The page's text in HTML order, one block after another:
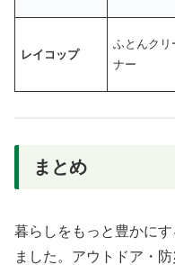
レイコップ
ふとんクリ
ナー
まとめ
暮らしをもっと豊かに
ました。アウトドア・